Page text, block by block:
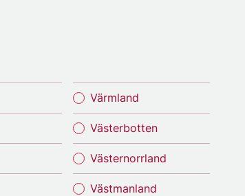
Värmland
Västerbotten
Västernorrland
Västmanland